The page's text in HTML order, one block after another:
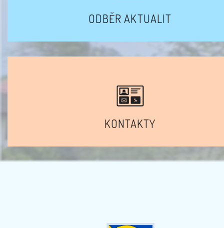
ODBĚR AKTUALIT
KONTAKTY